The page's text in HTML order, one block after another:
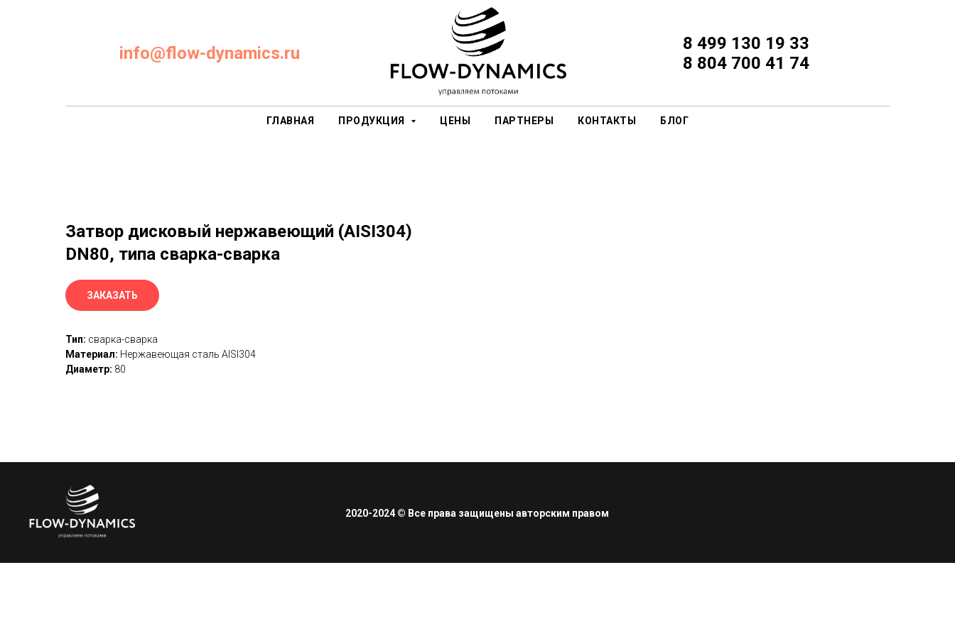
info@flow-dynamics.ru
8 499 130 19 33
8 804 700 41 74
ГЛАВНАЯ ПРОДУКЦИЯ ЦЕНЫ ПАРТНЕРЫ КОНТАКТЫ БЛОГ
Затвор дисковый нержавеющий (AISI304)
DN80, типа сварка-сварка
ЗАКАЗАТЬ
Тип: сварка-сварка
Материал: Нержавеющая сталь AISI304
Диаметр: 80
2020-2024 © Все права защищены авторским правом